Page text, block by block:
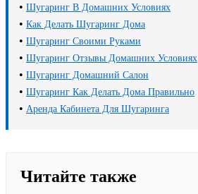
• Шугаринг В Домашних Условиях
• Как Делать Шугаринг Дома
• Шугаринг Своими Руками
• Шугаринг Отзывы Домашних Условиях
• Шугаринг Домашний Салон
• Шугаринг Как Делать Дома Правильно
• Аренда Кабинета Для Шугаринга
Читайте также